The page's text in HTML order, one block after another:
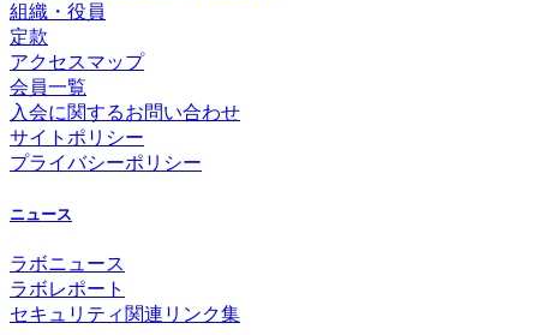
組織・役員
定款
アクセスマップ
会員一覧
入会に関するお問い合わせ
サイトポリシー
プライバシーポリシー
ニュース
ラボニュース
ラボレポート
セキュリティ関連リンク集